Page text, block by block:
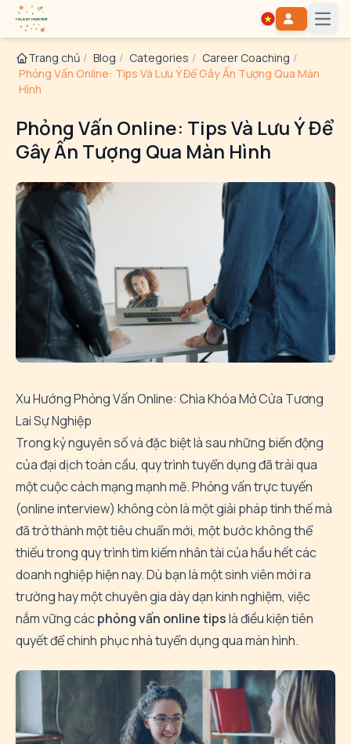
Trang chủ / Blog / Categories / Career Coaching /
Phỏng Vấn Online: Tips Và Lưu Ý Để Gây Ấn Tượng Qua Màn
Hình
Phỏng Vấn Online: Tips Và Lưu Ý Để
Gây Ấn Tượng Qua Màn Hình
Xu Hướng Phỏng Vấn Online: Chìa Khóa Mở Cửa Tương
Lai Sự Nghiệp
Trong kỷ nguyên số và đặc biệt là sau những biến động
của đại dịch toàn cầu, quy trình tuyển dụng đã trải qua
một cuộc cách mạng mạnh mẽ. Phỏng vấn trực tuyến
(online interview) không còn là một giải pháp tình thế mà
đã trở thành một tiêu chuẩn mới, một bước không thể
thiếu trong quy trình tìm kiếm nhân tài của hầu hết các
doanh nghiệp hiện nay. Dù bạn là một sinh viên mới ra
trường hay một chuyên gia dày dạn kinh nghiệm, việc
nắm vững cácphỏng vấn online tipslà điều kiện tiên
quyết để chinh phục nhà tuyển dụng qua màn hình.